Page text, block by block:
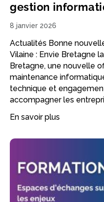
gestion
8 janvier 2026
Actualités Bonne
Vilaine : Envie Bretagne
Bretagne, une nouvelle
maintenance
technique et
accompagner les
En savoir plus